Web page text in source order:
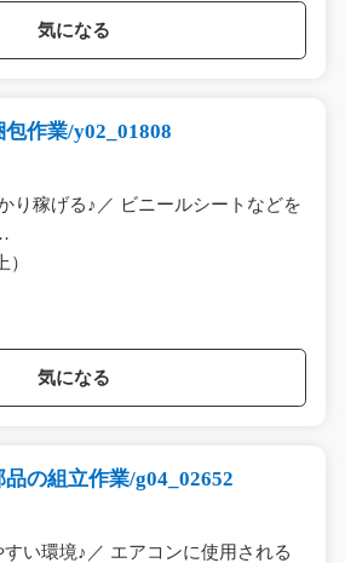
気になる
作業/y02_01808
り稼げる♪／ ビニールシートなどを
気になる
の組立作業/g04_02652
い環境♪／ エアコンに使用される